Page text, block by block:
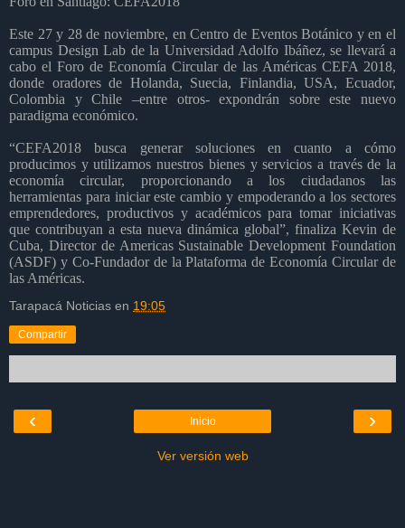
Este 27 y 28 de noviembre, en Centro de Eventos Botánico y en el
campus Design Lab de la Universidad Adolfo Ibáñez, se llevará a
cabo el Foro de Economía Circular de las Américas CEFA 2018,
donde oradores de Holanda, Suecia, Finlandia, USA, Ecuador,
Colombia y Chile –entre otros- expondrán sobre este nuevo
paradigma económico.
“CEFA2018 busca generar soluciones en cuanto a cómo
producimos y utilizamos nuestros bienes y servicios a través de la
economía circular, proporcionando a los ciudadanos las
herramientas para iniciar este cambio y empoderando a los sectores
emprendedores, productivos y académicos para tomar iniciativas
que contribuyan a esta nueva dinámica global”, finaliza Kevin de
Cuba, Director de Americas Sustainable Development Foundation
(ASDF) y Co-Fundador de la Plataforma de Economía Circular de
las Américas.
Tarapacá Noticias en 19:05
Compartir
‹ ›
Inicio
Ver versión web